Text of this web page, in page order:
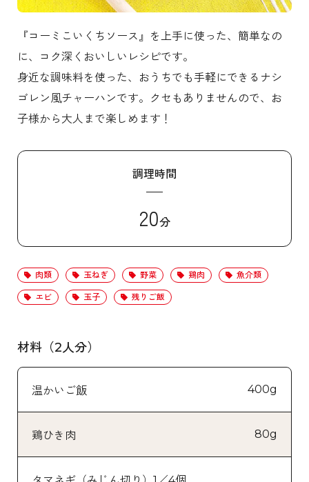
『コーミこいくちソース』を上手に使った、簡単なの
に、コク深くおいしいレシピです。
身近な調味料を使った、おうちでも手軽にできるナシ
ゴレン風チャーハンです。クセもありませんので、お
子様から大人まで楽しめます！
調理時間
20分
肉類 玉ねぎ 野菜 鶏肉 魚介類
エビ 玉子 残りご飯
材料（2人分）
温かいご飯 400g
鶏ひき肉 80g